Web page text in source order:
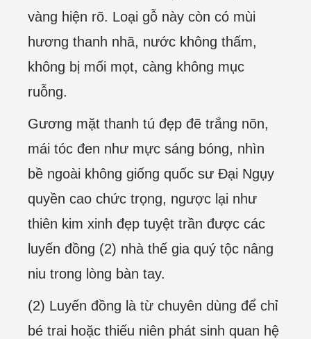
vàng hiện rõ. Loại gỗ này còn có mùi
hương thanh nhã, nước không thấm,
không bị mối mọt, càng không mục
ruỗng.
Gương mặt thanh tú đẹp đẽ trắng nõn,
mái tóc đen như mực sáng bóng, nhìn
bề ngoài không giống quốc sư Đại Ngụy
quyền cao chức trọng, ngược lại như
thiên kim xinh đẹp tuyệt trần được các
luyến đồng (2) nhà thế gia quý tộc nâng
niu trong lòng bàn tay.
(2) Luyến đồng là từ chuyên dùng để chỉ
bé trai hoặc thiếu niên phát sinh quan hệ